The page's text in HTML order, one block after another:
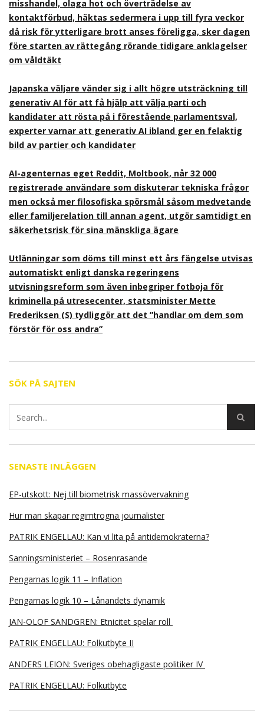
misshandel, olaga hot och överträdelse av
kontaktförbud, häktas sedermera i upp till fyra veckor
då risk för ytterligare brott anses föreligga, sker dagen
före starten av rättegång rörande tidigare anklagelser
om våldtäkt
Japanska väljare vänder sig i allt högre utsträckning till
generativ AI för att få hjälp att välja parti och
kandidater att rösta på i förestående parlamentsval,
experter varnar att generativ AI ibland ger en felaktig
bild av partier och kandidater
AI-agenternas eget Reddit, Moltbook, når 32 000
registrerade användare som diskuterar tekniska frågor
men också mer filosofiska spörsmål såsom medvetande
eller familjerelation till annan agent, utgör samtidigt en
säkerhetsrisk för sina mänskliga ägare
Utlänningar som döms till minst ett års fängelse utvisas
automatiskt enligt danska regeringens
utvisningsreform som även inbegriper fotboja för
kriminella på utresecenter, statsminister Mette
Frederiksen (S) tydliggör att det ”handlar om dem som
förstör för oss andra”
SÖK PÅ SAJTEN
SENASTE INLÄGGEN
EP-utskott: Nej till biometrisk massövervakning
Hur man skapar regimtrogna journalister
PATRIK ENGELLAU: Kan vi lita på antidemokraterna?
Sanningsministeriet – Rosenrasande
Pengarnas logik 11 – Inflation
Pengarnas logik 10 – Lånandets dynamik
JAN-OLOF SANDGREN: Etnicitet spelar roll
PATRIK ENGELLAU: Folkutbyte II
ANDERS LEION: Sveriges obehagligaste politiker IV
PATRIK ENGELLAU: Folkutbyte